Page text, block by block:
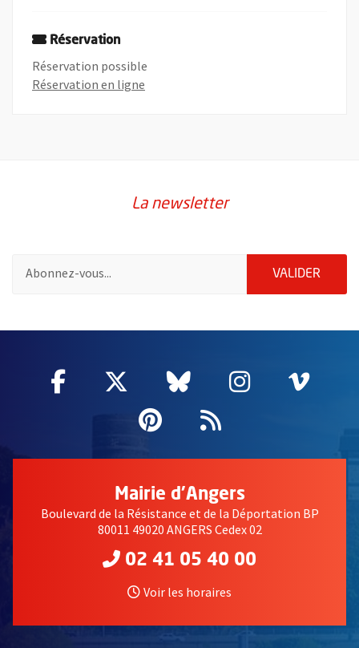
Réservation
Réservation possible
Réservation en ligne
La newsletter
VALIDER
Facebook
, Ouvre une nouvelle fenêtre
Twitter
, Ouvre une nouvelle
Bluesky
, Ouvre une
Instagram
, Ouvre
,
Pinterest
, Ouvre une
Flux RSS
Mairie d'Angers
Boulevard de la Résistance et de la Déportation BP
80011 49020 ANGERS Cedex 02
02 41 05 40 00
Voir les horaires